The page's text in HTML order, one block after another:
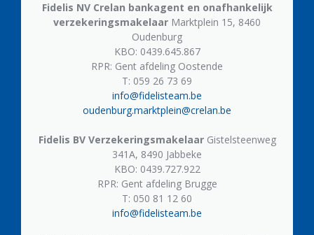
Fidelis NV Crelan bankagent en onafhankelijk
verzekeringsmakelaar Marktplein 15, 8460
Oudenburg
KBO: 0439.645.867
RPR: Gent afdeling Oostende
T: 059 26 73 69
info@fidelisteam.be
oudenburg.marktplein@crelan.be
Fidelis BV VerzekeringsmakelaarGistelsteenweg
341A, 8490 Jabbeke
KBO: 0439.727.922
RPR: Gent afdeling Brugge
T: 050 81 12 60
info@fidelisteam.be